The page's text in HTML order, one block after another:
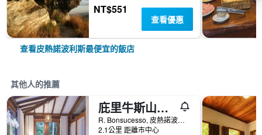
NT$551
查看優惠
查看皮熱諾波利斯最便宜的飯店
其他人的推薦
庇里牛斯山騎士旅館
R. Bonsucesso, 皮熱諾波利斯, 巴西
2.1公里 距離市中心